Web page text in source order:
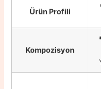
Ürün Profili
Kompozisyon